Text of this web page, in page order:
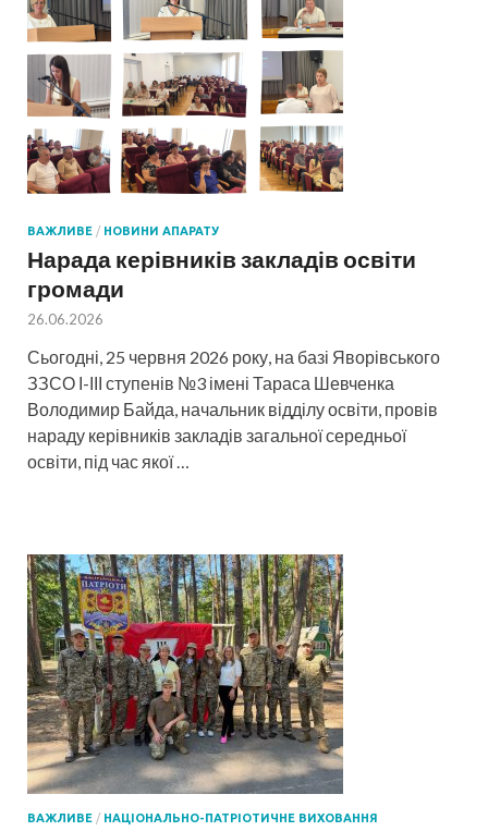
ВАЖЛИВЕ / НОВИНИ АПАРАТУ
Нарада керівників закладів освіти
громади
26.06.2026
Сьогодні, 25 червня 2026 року, на базі Яворівського
ЗЗСО І-ІІІ ступенів №3 імені Тараса Шевченка
Володимир Байда, начальник відділу освіти, провів
нараду керівників закладів загальної середньої
освіти, під час якої …
ВАЖЛИВЕ / НАЦІОНАЛЬНО-ПАТРІОТИЧНЕ ВИХОВАННЯ